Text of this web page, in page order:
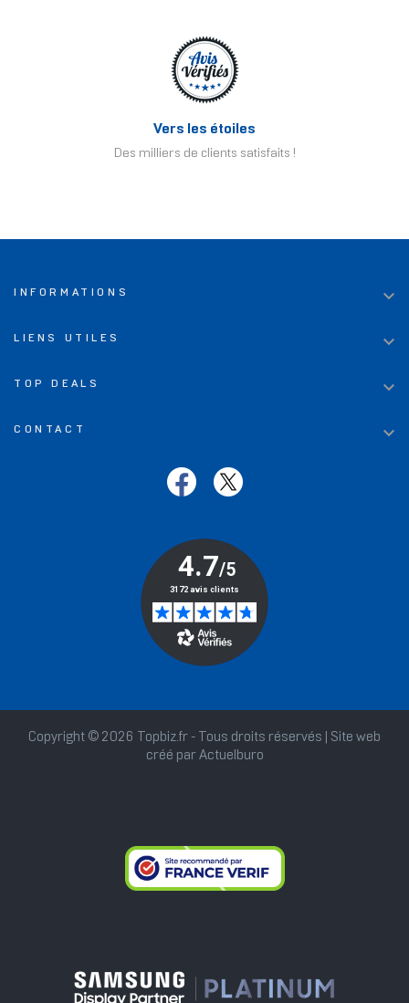
Vers les étoiles
Des milliers de clients satisfaits !
INFORMATIONS 
LIENS UTILES 
TOP DEALS 
CONTACT 
Copyright © 2026 Topbiz.fr - Tous droits réservés | Site web
créé par Actuelburo